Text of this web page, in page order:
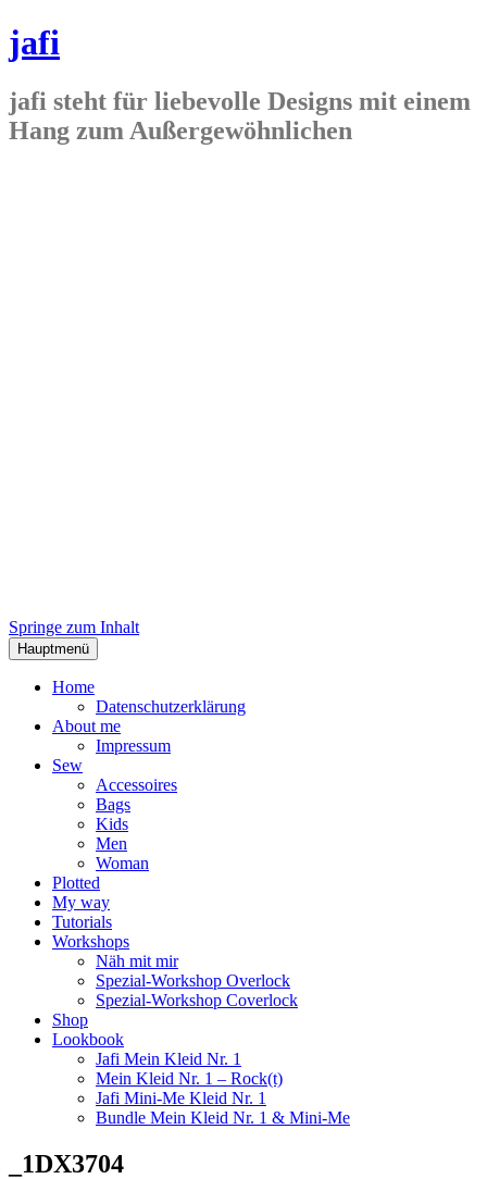
jafi
jafi steht für liebevolle Designs mit einem
Hang zum Außergewöhnlichen
Springe zum Inhalt
Hauptmenü
Home
Datenschutzerklärung
About me
Impressum
Sew
Accessoires
Bags
Kids
Men
Woman
Plotted
My way
Tutorials
Workshops
Näh mit mir
Spezial-Workshop Overlock
Spezial-Workshop Coverlock
Shop
Lookbook
Jafi Mein Kleid Nr. 1
Mein Kleid Nr. 1 – Rock(t)
Jafi Mini-Me Kleid Nr. 1
Bundle Mein Kleid Nr. 1 & Mini-Me
_1DX3704